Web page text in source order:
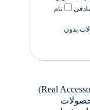
نام
بدون
فروشگاه لوازم جانبی اصلی اکسسوری (Real Accessories)